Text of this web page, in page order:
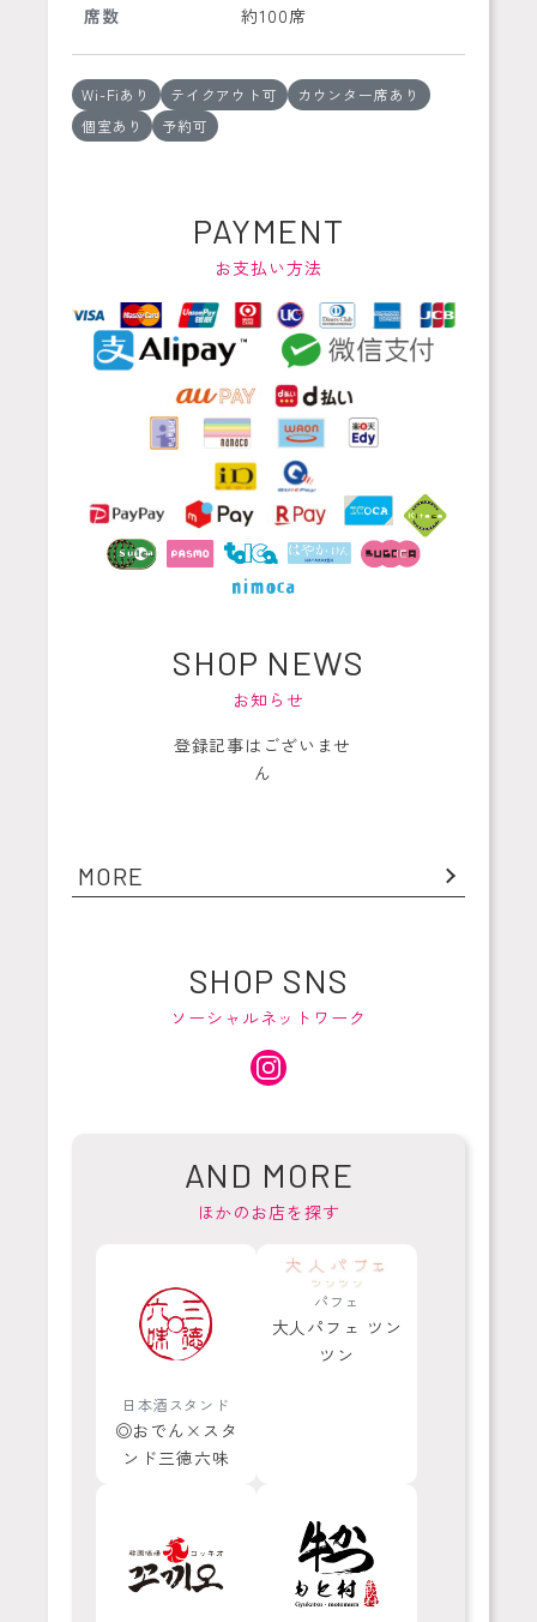
席数 約100席
Wi-Fiあり テイクアウト可
カウンター席あり
個室あり
予約可
PAYMENT
お支払い方法
SHOP NEWS
お知らせ
登録記事はございませ
ん
MORE
SHOP SNS
ソーシャルネットワーク
AND MORE
ほかのお店を探す
日本酒スタンド
◎おでん×スタ
ンド三徳六味
パフェ
大人パフェ ツン
ツン